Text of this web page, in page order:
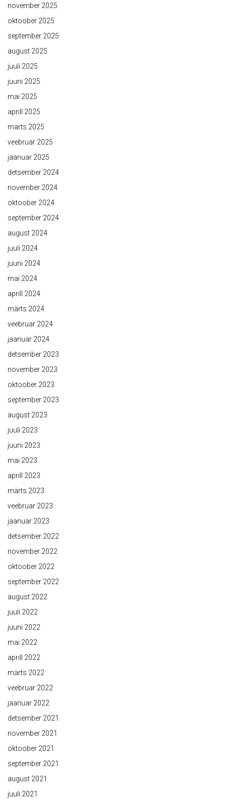
november 2025
oktoober 2025
september 2025
august 2025
juuli 2025
juuni 2025
mai 2025
aprill 2025
märts 2025
veebruar 2025
jaanuar 2025
detsember 2024
november 2024
oktoober 2024
september 2024
august 2024
juuli 2024
juuni 2024
mai 2024
aprill 2024
märts 2024
veebruar 2024
jaanuar 2024
detsember 2023
november 2023
oktoober 2023
september 2023
august 2023
juuli 2023
juuni 2023
mai 2023
aprill 2023
märts 2023
veebruar 2023
jaanuar 2023
detsember 2022
november 2022
oktoober 2022
september 2022
august 2022
juuli 2022
juuni 2022
mai 2022
aprill 2022
märts 2022
veebruar 2022
jaanuar 2022
detsember 2021
november 2021
oktoober 2021
september 2021
august 2021
juuli 2021